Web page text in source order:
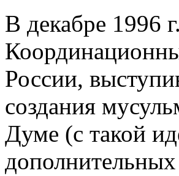
В декабре 1996
России,
создания
Думе (с такой